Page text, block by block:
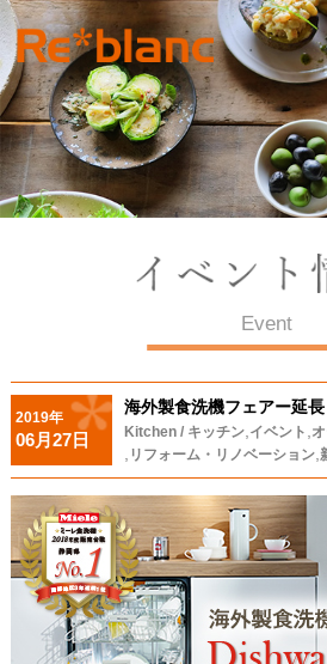
Event
2019年
06月27日
海外製食洗機フェアー延長
Kitchen / キッチン, イベント
リフォーム・リノベーション,